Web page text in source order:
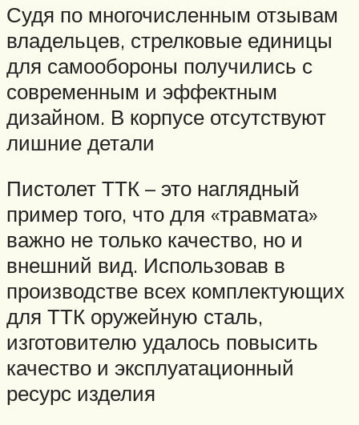
Судя по многочисленным отзывам
владельцев, стрелковые единицы
для самообороны получились с
современным и эффектным
дизайном. В корпусе отсутствуют
лишние детали
Пистолет ТТК – это наглядный
пример того, что для «травмата»
важно не только качество, но и
внешний вид. Использовав в
производстве всех комплектующих
для ТТК оружейную сталь,
изготовителю удалось повысить
качество и эксплуатационный
ресурс изделия